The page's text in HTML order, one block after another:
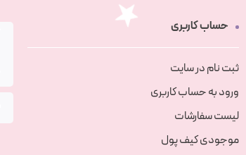
حساب کاربری
ثبت نام در سایت
ورود به حساب کاربری
لیست سفارشات
موجودی کیف پول